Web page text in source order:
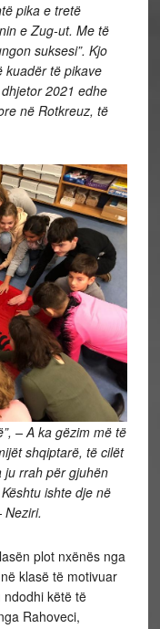
pika e tretë
e Zug-ut. Me të
suksesi”. Kjo
kuadër të pikave
2021 edhe
në Rotkreuz, të
– A ka gëzim më të
shqiptarë, të cilët
ju rrah për gjuhën
ishte dje në
Neziri.
plot nxënës nga
klasë të motivuar
këtë të
Rahoveci,